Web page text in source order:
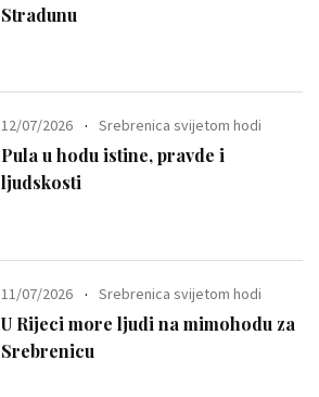
Stradunu
12/07/2026 Srebrenica svijetom hodi
Pula u hodu istine, pravde i
ljudskosti
11/07/2026 Srebrenica svijetom hodi
U Rijeci more ljudi na mimohodu za
Srebrenicu